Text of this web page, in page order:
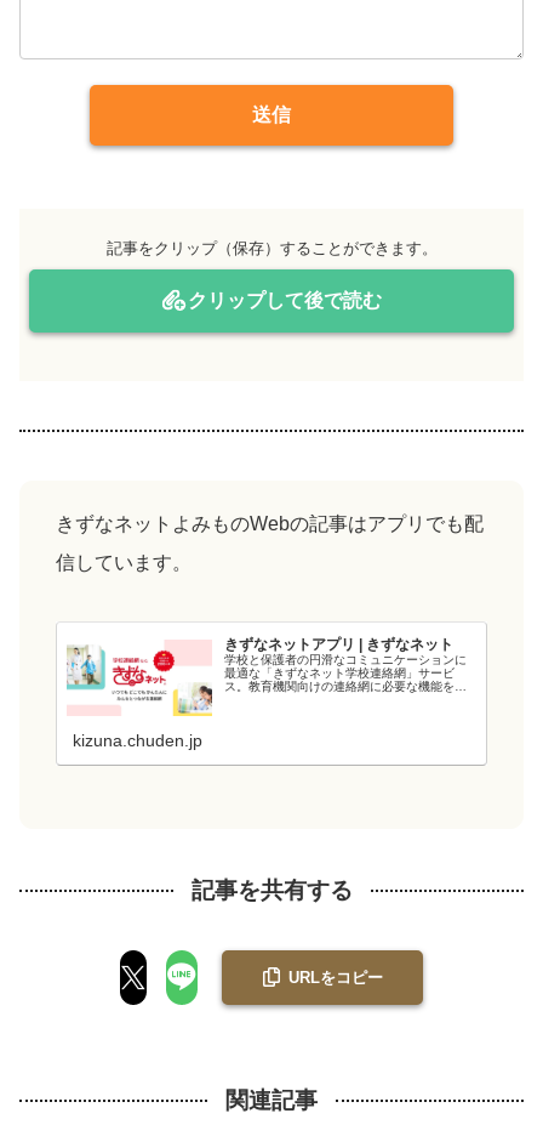
送信
記事をクリップ（保存）することができます。
クリップして後で読む
きずなネットよみものWebの記事はアプリでも配
信しています。
きずなネットアプリ | きずなネット
学校と保護者の円滑なコミュニケーションに
最適な「きずなネット学校連絡網」サービ
ス。教育機関向けの連絡網に必要な機能を備
kizuna.chuden.jp
記事を共有する
URLをコピー
関連記事